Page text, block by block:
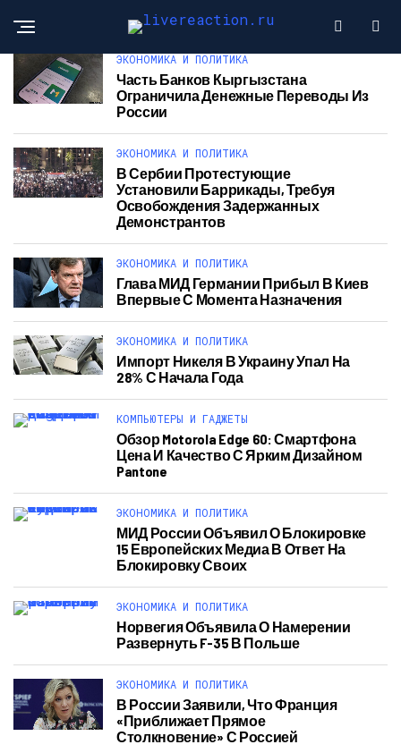
ЭКОНОМИКА И ПОЛИТИКА
Часть Банков Кыргызстана
Ограничила Денежные Переводы Из
России
ЭКОНОМИКА И ПОЛИТИКА
В Сербии Протестующие
Установили Баррикады, Требуя
Освобождения Задержанных
Демонстрантов
ЭКОНОМИКА И ПОЛИТИКА
Глава МИД Германии Прибыл В Киев
Впервые С Момента Назначения
ЭКОНОМИКА И ПОЛИТИКА
Импорт Никеля В Украину Упал На
28% С Начала Года
КОМПЬЮТЕРЫ И ГАДЖЕТЫ
Обзор Motorola Edge 60: Смартфона
Цена И Качество С Ярким Дизайном
Pantone
ЭКОНОМИКА И ПОЛИТИКА
МИД России Объявил О Блокировке
15 Европейских Медиа В Ответ На
Блокировку Своих
ЭКОНОМИКА И ПОЛИТИКА
Норвегия Объявила О Намерении
Развернуть F-35 В Польше
ЭКОНОМИКА И ПОЛИТИКА
В России Заявили, Что Франция
«приближает Прямое
Столкновение» С Россией